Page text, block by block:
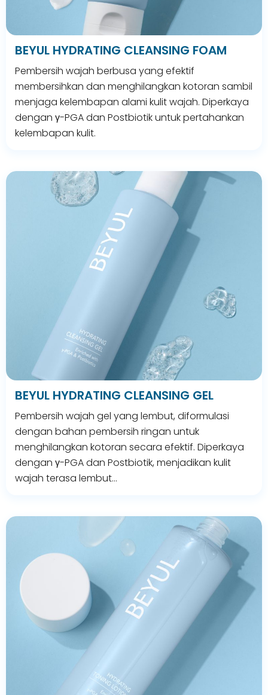
BEYUL HYDRATING CLEANSING FOAM
Pembersih wajah berbusa yang efektif
membersihkan dan menghilangkan kotoran sambil
menjaga kelembapan alami kulit wajah. Diperkaya
dengan γ-PGA dan Postbiotik untuk pertahankan
kelembapan kulit.
BEYUL HYDRATING CLEANSING GEL
Pembersih wajah gel yang lembut, diformulasi
dengan bahan pembersih ringan untuk
menghilangkan kotoran secara efektif. Diperkaya
dengan γ-PGA dan Postbiotik, menjadikan kulit
wajah terasa lembut…